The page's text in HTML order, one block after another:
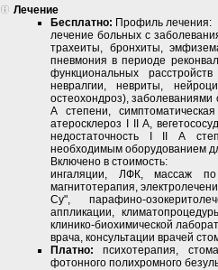
Лечение
Бесплатно: Профиль лечения:
лечение больных с
трахеиты, бронхиты,
пневмония в периоде
функциональных
невралгии, невриты,
остеохондроз), заболеваниями
А степени,
атеросклероз I II А,
недостаточность I II А
необходимым оборудованием
Включено в стоимость:
ингаляции, ЛФК, массаж по
магнитотерапия,
Су", парафино-
аппликации,
клинико-биохимической
врача, консультации врачей
Платно: психотерапия,
фотонного полихромного